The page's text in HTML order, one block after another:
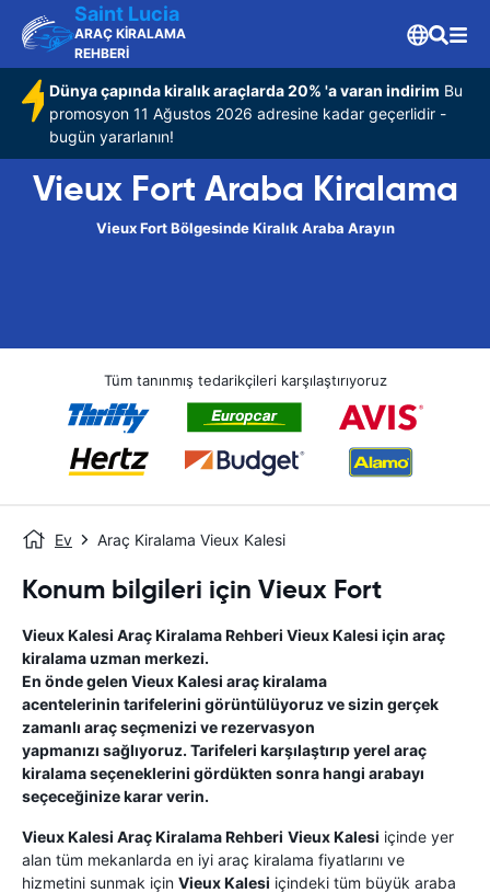
Saint Lucia
ARAÇ KİRALAMA
REHBERİ
Dünya çapında kiralık araçlarda 20% 'a varan indirim Bu
promosyon 11 Ağustos 2026 adresine kadar geçerlidir -
bugün yararlanın!
Vieux Fort Araba Kiralama
Vieux Fort Bölgesinde Kiralık Araba Arayın
Tüm tanınmış tedarikçileri karşılaştırıyoruz
Ev Araç Kiralama Vieux Kalesi
Konum bilgileri için Vieux Fort
Vieux Kalesi Araç Kiralama Rehberi Vieux Kalesi için araç
kiralama uzman merkezi.
En önde gelen Vieux Kalesi araç kiralama
acentelerinin tarifelerini görüntülüyoruz ve sizin gerçek
zamanlı araç seçmenizi ve rezervasyon
yapmanızı sağlıyoruz. Tarifeleri karşılaştırıp yerel araç
kiralama seçeneklerini gördükten sonra hangi arabayı
seçeceğinize karar verin.
Vieux Kalesi Araç Kiralama Rehberi Vieux Kalesi içinde yer
alan tüm mekanlarda en iyi araç kiralama fiyatlarını ve
hizmetini sunmak için Vieux Kalesi içindeki tüm büyük araba